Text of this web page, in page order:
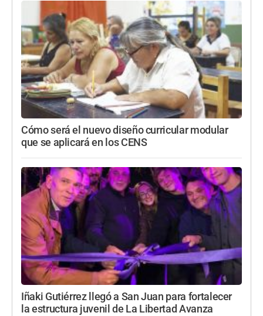
Cómo será el nuevo diseño curricular modular
que se aplicará en los CENS
Iñaki Gutiérrez llegó a San Juan para fortalecer
la estructura juvenil de La Libertad Avanza